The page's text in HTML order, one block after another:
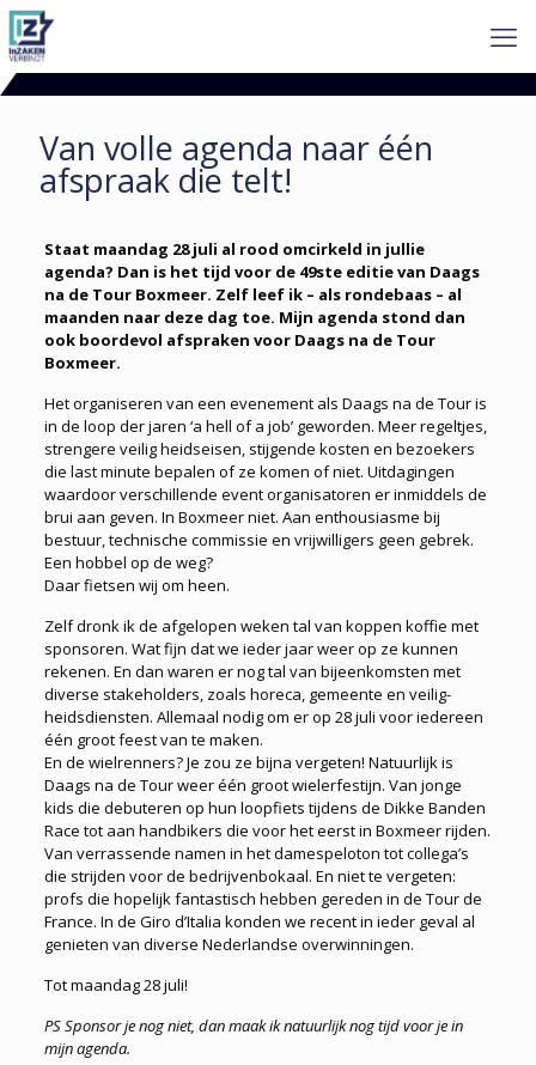
Van volle agenda naar één
afspraak die telt!
Staat maandag 28 juli al rood omcirkeld in jullie
agenda? Dan is het tijd voor de 49ste editie van Daags
na de Tour Boxmeer. Zelf leef ik – als rondebaas – al
maanden naar deze dag toe. Mijn agenda stond dan
ook boordevol afspraken voor Daags na de Tour
Boxmeer.
Het organiseren van een evenement als Daags na de Tour is
in de loop der jaren ‘a hell of a job’ geworden. Meer regeltjes,
strengere veilig­ heidseisen, stijgende kosten en bezoekers
die last minute bepalen of ze komen of niet. Uitdagingen
waardoor verschillende event­ organisatoren er inmiddels de
brui aan geven. In Boxmeer niet. Aan enthousiasme bij
bestuur, technische commissie en vrijwilligers geen gebrek.
Een hobbel op de weg?
Daar fietsen wij om heen.
Zelf dronk ik de afgelopen weken tal van koppen koffie met
sponsoren. Wat fijn dat we ieder jaar weer op ze kunnen
rekenen. En dan waren er nog tal van bijeenkomsten met
diverse stakeholders, zoals horeca, gemeente en veilig­
heidsdiensten. Allemaal nodig om er op 28 juli voor iedereen
één groot feest van te maken.
En de wielrenners? Je zou ze bijna vergeten! Natuurlijk is
Daags na de Tour weer één groot wielerfestijn. Van jonge
kids die debuteren op hun loopfiets tijdens de Dikke Banden
Race tot aan handbikers die voor het eerst in Boxmeer rijden.
Van verrassende namen in het damespeloton tot collega’s
die strijden voor de bedrijvenbokaal. En niet te vergeten:
profs die hopelijk fantastisch hebben gereden in de Tour de
France. In de Giro d’Italia konden we recent in ieder geval al
genieten van diverse Nederlandse overwinningen.
Tot maandag 28 juli!
PS Sponsor je nog niet, dan maak ik natuurlijk nog tijd voor je in
mijn agenda.